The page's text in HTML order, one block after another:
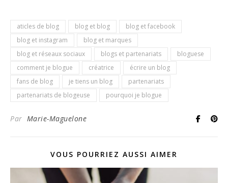
aticles de blog blog et blog
blog et facebook
blog et instagram
blog et marques
blog et réseaux sociaux
blogs et partenariats
bloguese
comment je blogue
créatrice
écrire un blog
fans de blog
je tiens un blog
partenariats
partenariats de blogeuse
pourquoi je blogue
Par Marie-Maguelone
VOUS POURRIEZ AUSSI AIMER